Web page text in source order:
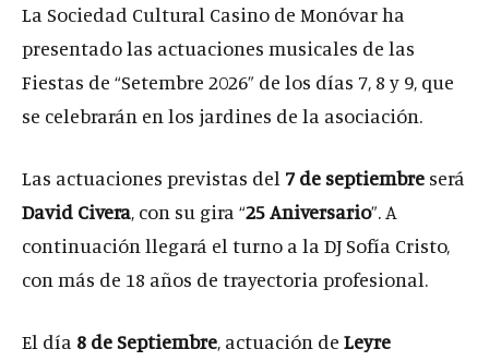
La Sociedad Cultural Casino de Monóvar ha
presentado las actuaciones musicales de las
Fiestas de “Setembre 2026” de los días 7, 8 y 9, que
se celebrarán en los jardines de la asociación.
Las actuaciones previstas del 7 de septiembre será
David Civera, con su gira “25 Aniversario”. A
continuación llegará el turno a la DJ Sofía Cristo,
con más de 18 años de trayectoria profesional.
El día 8 de Septiembre, actuación de Leyre